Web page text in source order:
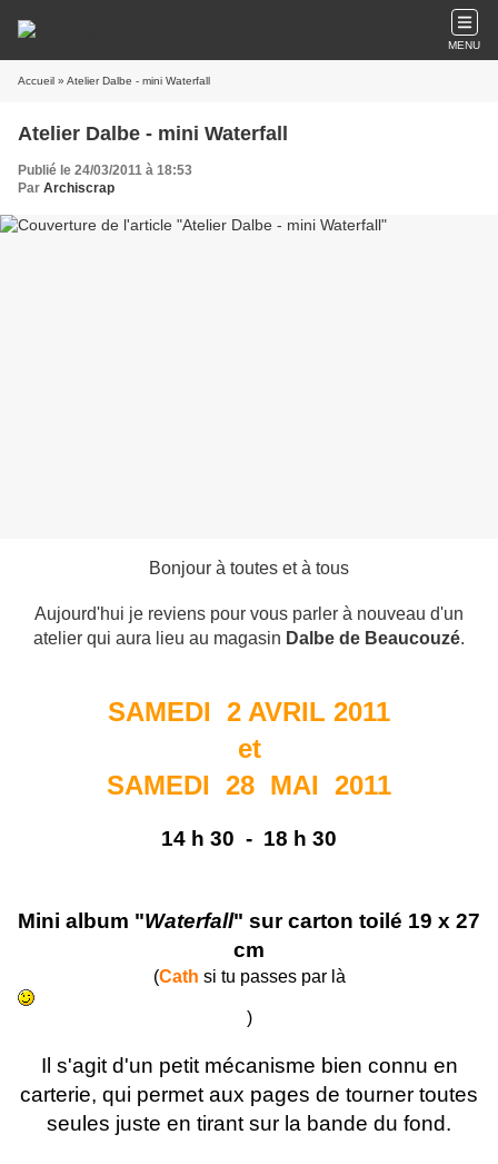
MENU
Accueil » Atelier Dalbe - mini Waterfall
Atelier Dalbe - mini Waterfall
Publié le 24/03/2011 à 18:53
Par Archiscrap
Bonjour à toutes et à tous
Aujourd'hui je reviens pour vous parler à nouveau d'un
atelier qui aura lieu au magasin Dalbe de Beaucouzé.
SAMEDI 2 AVRIL 2011
et
SAMEDI 28 MAI 2011
14 h 30 - 18 h 30
Mini album "Waterfall" sur carton toilé 19 x 27
cm
(Cath si tu passes par là
)
Il s'agit d'un petit mécanisme bien connu en
carterie, qui permet aux pages de tourner toutes
seules juste en tirant sur la bande du fond.